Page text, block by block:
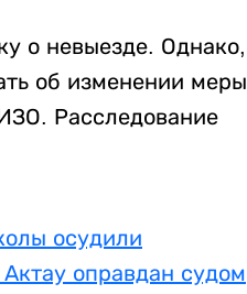
о невыезде. Однако,
об изменении меры
Расследование
осудили
оправдан судом